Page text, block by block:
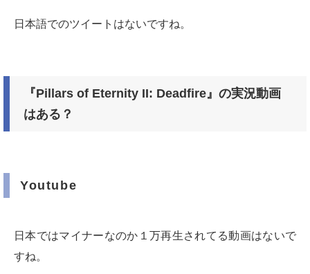
日本語でのツイートはないですね。
『Pillars of Eternity II: Deadfire』の実況動画
はある？
Youtube
日本ではマイナーなのか１万再生されてる動画はないで
すね。